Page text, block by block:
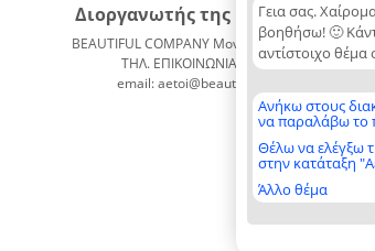
Γεια σας.
βοηθήσω! 🙂
αντίστοιχο θέμα
Ανήκω στους
να παραλάβω το
Θέλω να ελέγξω
στην κατάταξη
Άλλο θέμα
Διοργανωτής της κατάταξης
BEAUTIFUL COMPANY Μονοπρόσωπη ΙΚΕ
ΤΗΛ. ΕΠΙΚΟΙΝΩΝΙΑΣ: 2104128019
email: aetoi@beautifulcompany.co